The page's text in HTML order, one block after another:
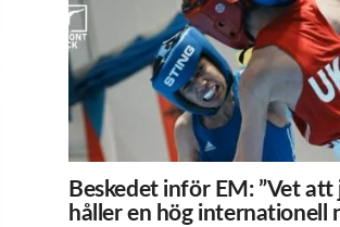
Beskedet inför EM: ”Vet att
håller en hög internationell